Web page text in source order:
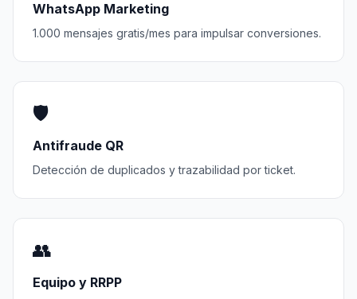
WhatsApp Marketing
1.000 mensajes gratis/mes para impulsar conversiones.
🛡️
Antifraude QR
Detección de duplicados y trazabilidad por ticket.
👥
Equipo y RRPP